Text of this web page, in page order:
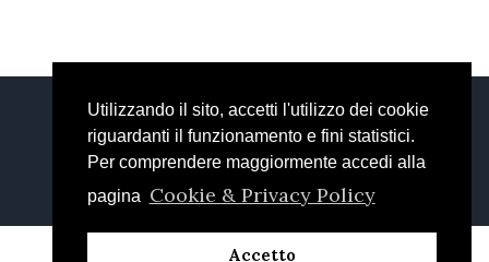
Utilizzando il sito, accetti l'utilizzo dei cookie
riguardanti il funzionamento e fini statistici.
Per comprendere maggiormente accedi alla
pagina Cookie & Privacy Policy
Accetto
FACEBOOK DARIA
STEFANIA
Welcome Backery © 2018 / All Rights Reserved